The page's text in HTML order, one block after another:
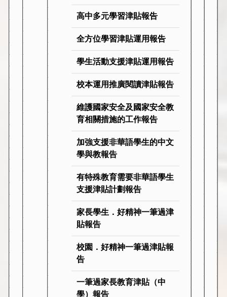
高中多元學習津貼報告
全方位學習津貼運用報告
學生活動支援津貼運用報告
校本運用推廣閱讀津貼報告
維護國家安全及國家安全教
育相關措施的工作報告
加強支援非華語學生的中文
學與教報告
有特殊教育需要非華語學生
支援津貼計劃報告
家長學生．好精神一筆過津
貼報告
校園．好精神一筆過津貼報
告
一筆過家長教育津貼（中
學）報告